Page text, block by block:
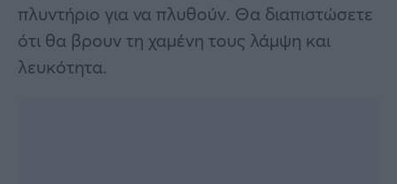
πλυντήριο για να πλυθούν. Θα διαπιστώσετε
ότι θα βρουν τη χαμένη τους λάμψη και
λευκότητα.